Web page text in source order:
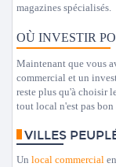
magazines spécialisés.
OÙ INVESTIR
Maintenant que vous
commercial et un
reste plus qu'à choisir
tout local n'est pas bon
VILLES
Un local commercial